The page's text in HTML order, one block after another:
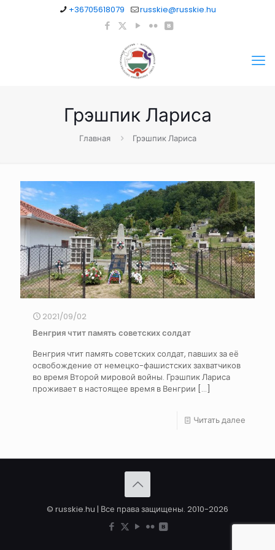
+36705618079 russkie@russkie.hu
Грэшпик Лариса
Главная Грэшпик Лариса
2021/09/02
Венгрия чтит память советских солдат
Венгрия чтит память советских солдат, павших за её
освобождение от немецко-фашистских захватчиков
во время Второй мировой войны. Грэшпик Лариса
проживает в настоящее время в Венгрии […]
Читать далее
© russkie.hu | Все права защищены. 2010-2026